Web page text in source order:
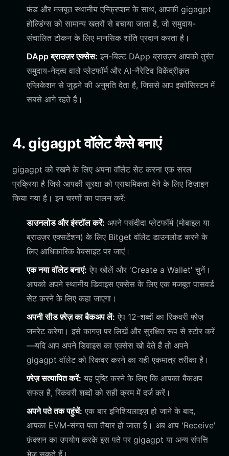
फंड और मजबूत स्थानीय एन्क्रिप्शन के साथ, आपकी gigagpt
होल्डिंग्स को सामान्य खतरों से बचाया जाता है, जो समुदाय-
संचालित टोकन के लिए मानसिक शांति प्रदान करता है।
DApp ब्राउज़र एक्सेस: इन-बिल्ट DApp ब्राउज़र आपको तुरंत
समुदाय-नेतृत्व वाले प्लेटफॉर्म और AI-नैरेटिव विकेंद्रीकृत
एप्लिकेशन से जुड़ने की अनुमति देता है, जिससे आप इकोसिस्टम में
सबसे आगे रहते हैं।
4. gigagpt वॉलेट कैसे बनाएं
gigagpt को रखने के लिए अपना वॉलेट सेट करना एक सरल
प्रक्रिया है जिसे आपकी सुरक्षा को प्राथमिकता देने के लिए डिज़ाइन
किया गया है। इन चरणों का पालन करें:
डाउनलोड और इंस्टॉल करें: अपने पसंदीदा प्लेटफॉर्म (मोबाइल या
ब्राउज़र एक्सटेंशन) के लिए Bitget वॉलेट डाउनलोड करने के
लिए आधिकारिक वेबसाइट पर जाएं।
एक नया वॉलेट बनाएं: ऐप खोलें और 'Create a Wallet' चुनें।
आपको अपने स्थानीय डिवाइस एक्सेस के लिए एक मजबूत पासवर्ड
सेट करने के लिए कहा जाएगा।
अपनी सीड फ़्रेज़ का बैकअप लें: ऐप 12-शब्दों का रिकवरी फ़्रेज़
जनरेट करेगा। इसे कागज़ पर लिखें और सुरक्षित रूप से स्टोर करें
—यदि आप अपने डिवाइस का एक्सेस खो देते हैं तो अपने
gigagpt वॉलेट को रिकवर करने का यही एकमात्र तरीका है।
फ़्रेज़ सत्यापित करें: यह पुष्टि करने के लिए कि आपका बैकअप
सफल है, रिकवरी शब्दों को सही क्रम में दर्ज करें।
अपने पते तक पहुंचें: एक बार इनिशियलाइज़ हो जाने के बाद,
आपका EVM-संगत पता तैयार हो जाता है। अब आप 'Receive'
फ़ंक्शन का उपयोग करके इस पते पर gigagpt या अन्य संपत्ति
भेज सकते हैं।